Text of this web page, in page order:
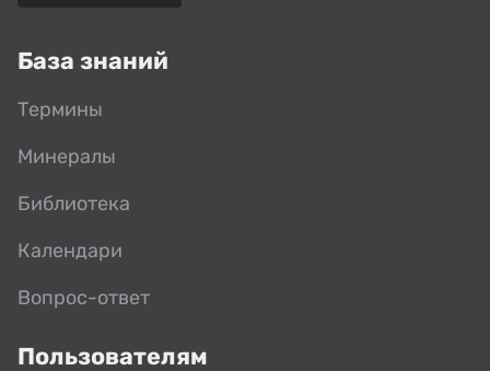
База знаний
Термины
Минералы
Библиотека
Календари
Вопрос-ответ
Пользователям